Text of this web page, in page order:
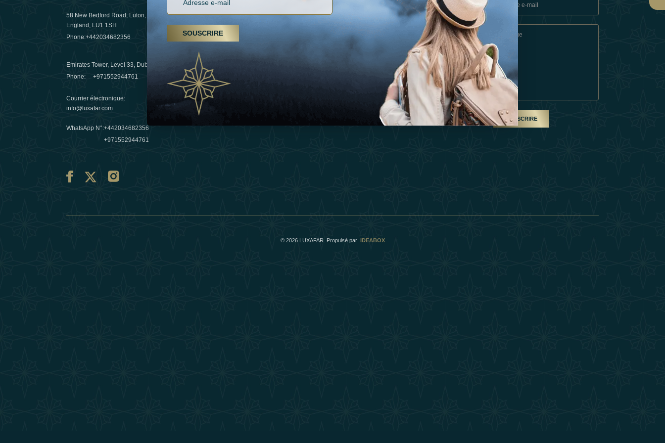
58 New Bedford Road, Luton,
England, LU1 1SH
Phone:+442034682356
Emirates Tower, Level 33, Dubai, UAE
Phone:+971552944761
Courrier électronique:
info@luxafar.com
WhatsApp N°:+442034682356
+971552944761
arabes unis s'imposent comme une
Evasions hivernales pour les voyageurs des
Émirats : redéfinir le voyage de luxe
10 March 2025
Inspirations
Termes Et Conditions
Devenez Partenaire
Our Team
SOUSCRIRE
© 2026 LUXAFAR. Propulsé par IDEABOX
SOUSCRIRE